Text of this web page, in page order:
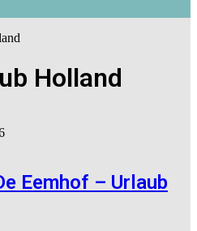
Holland
Eemhof – Urlaub